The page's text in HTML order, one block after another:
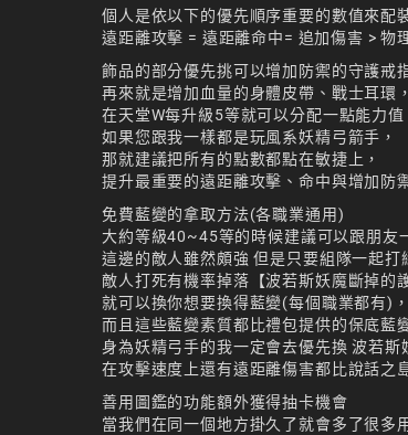
個人是依以下的優先順序重要的數值來配
遠距離攻擊 = 遠距離命中= 追加傷害 > 物
飾品的部分優先挑可以增加防禦的守護戒
再來就是增加血量的身體皮帶、戰士耳環
在天堂W每升級5等就可以分配一點能力值
如果您跟我一樣都是玩風系妖精弓箭手，
那就建議把所有的點數都點在敏捷上，
提升最重要的遠距離攻擊、命中與增加防
免費藍變的拿取方法(各職業通用)
大約等級40~45等的時候建議可以跟朋友
這邊的敵人雖然頗強 但是只要組隊一起打
敵人打死有機率掉落【波若斯妖魔斷掉的
就可以換你想要換得藍變(每個職業都有)，
而且這些藍變素質都比禮包提供的保底藍
身為妖精弓手的我一定會去優先換 波若斯
在攻擊速度上還有遠距離傷害都比說話之
善用圖鑑的功能額外獲得抽卡機會
當我們在同一個地方掛久了就會多了很多